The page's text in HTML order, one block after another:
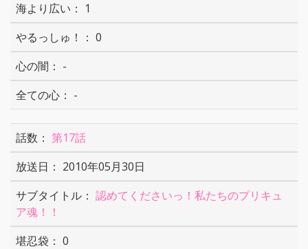
1
0
-
-
第17話
2010年05月30日
認めてくださいっ！私たちのプリキュ
ア魂！！
0